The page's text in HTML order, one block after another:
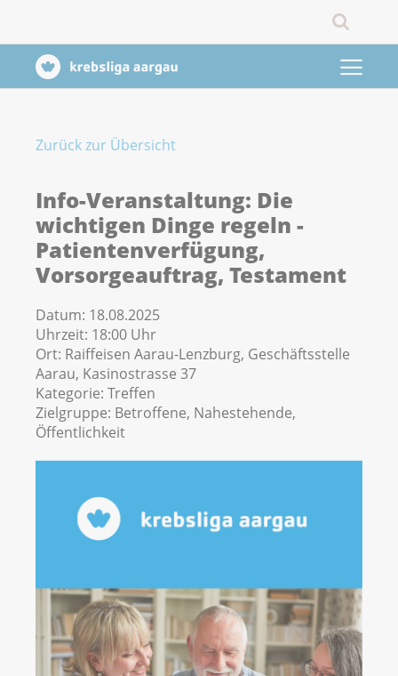
Zurück zur Übersicht
Info-Veranstaltung: Die
wichtigen Dinge regeln -
Patientenverfügung,
Vorsorgeauftrag, Testament
Datum: 18.08.2025
Uhrzeit: 18:00 Uhr
Ort: Raiffeisen Aarau-Lenzburg, Geschäftsstelle
Aarau, Kasinostrasse 37
Kategorie: Treffen
Zielgruppe: Betroffene, Nahestehende,
Öffentlichkeit